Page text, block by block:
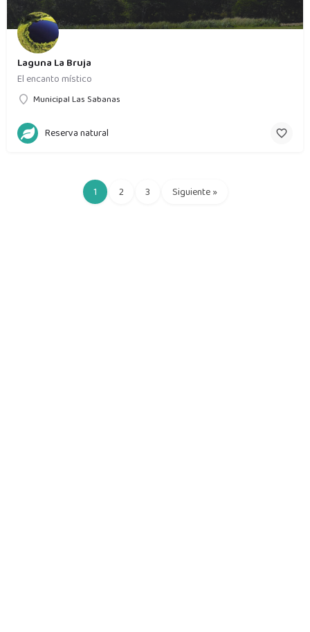
Laguna La Bruja
El encanto místico
Municipal Las Sabanas
Reserva natural
1 2 3 Siguiente »